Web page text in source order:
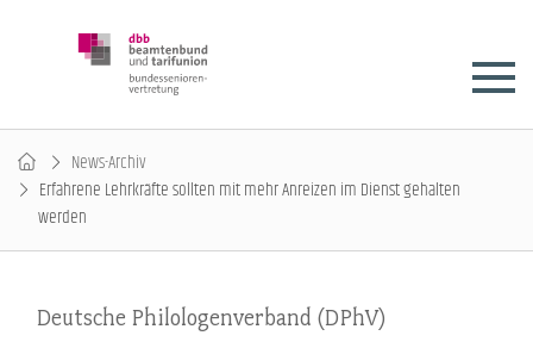
News-Archiv
Erfahrene Lehrkräfte sollten mit mehr Anreizen im Dienst gehalten
werden
Deutsche Philologenverband (DPhV)